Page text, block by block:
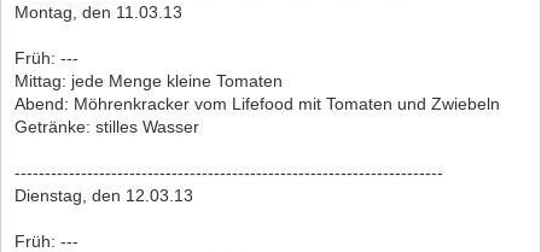
Montag, den 11.03.13
Früh: ---
Mittag: jede Menge kleine Tomaten
Abend: Möhrenkracker vom Lifefood mit Tomaten und Zwiebeln
Getränke: stilles Wasser
-----------------------------------------------------------------------
Dienstag, den 12.03.13
Früh: ---